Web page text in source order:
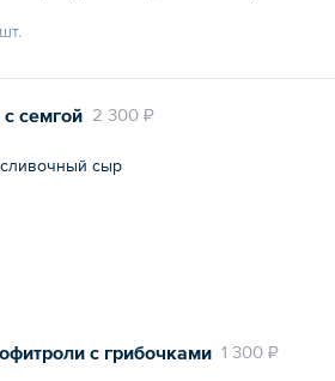
вес – 0.6 кг
2 300 ₽
семгой
сливочный сыр
1 300 ₽
с грибочками